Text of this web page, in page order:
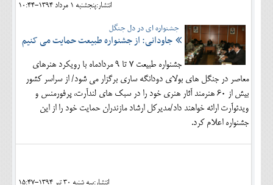
انتشار:پنجشنبه 1 مرداد 1394-10:44
جشنواره ای در دل جنگل
جاودانی: از جشنواره طبیعت حمایت می کنیم
جشنواره طبیعت 7 تا 9 مردادماه با رویکرد هنرهای
معاصر در جنگل های بولای دودانگه ساری برگزار می شود/ از سراسر کشور
بیش از 60 هنرمند آثار هنری خود را در سبک های لندآرت، پرفورمنس و
ویدئوآرت ارائه خواهند داد/مدیرکل ارشاد مازندران حمایت خود را از این
جشنواره اعلام کرد.
انتشار:سه شنبه 30 تير 1394-15:47